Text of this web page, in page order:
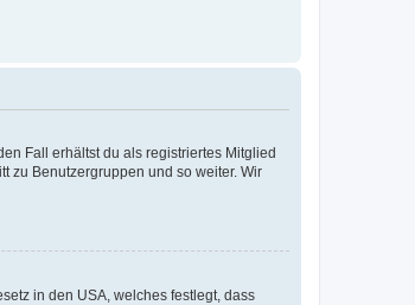
Fall erhältst du als registriertes Mitglied
zu Benutzergruppen und so weiter. Wir
in den USA, welches festlegt, dass